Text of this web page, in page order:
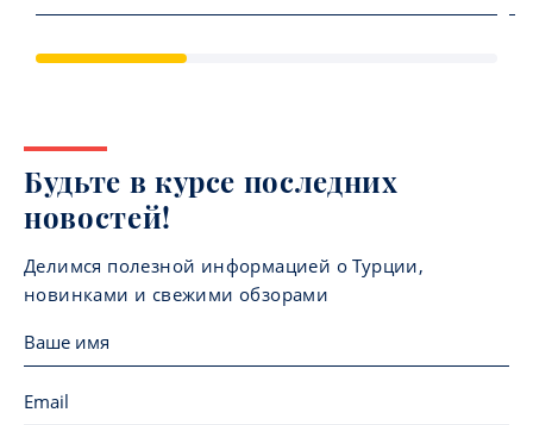
Будьте в курсе последних
новостей!
Делимся полезной информацией о Турции,
новинками и свежими обзорами